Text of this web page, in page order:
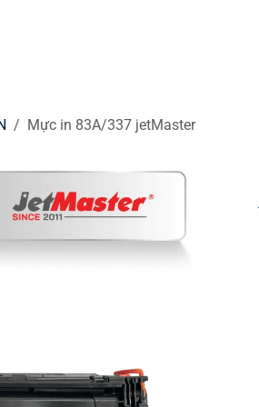
Mực in 83A/337 jetMaster